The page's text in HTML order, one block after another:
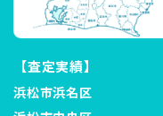
【査定実績】
浜松市浜名区